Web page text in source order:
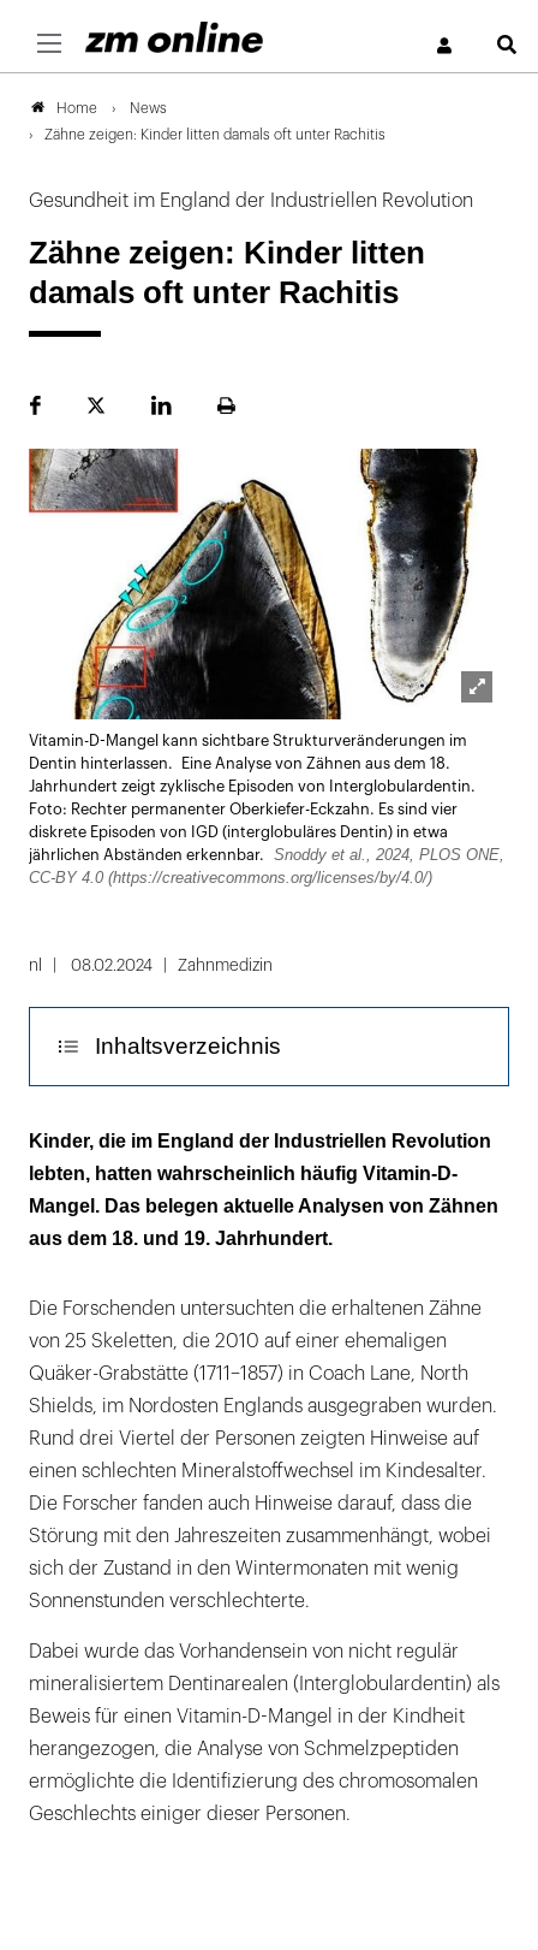
Home
News
Zähne zeigen: Kinder litten damals oft unter Rachitis
Gesundheit im England der Industriellen Revolution
Zähne zeigen: Kinder litten
damals oft unter Rachitis
FacebookPlattformLinekdInSeite
öffnen
Vitamin-D-Mangel kann sichtbare Strukturveränderungen im
Dentin hinterlassen. Eine Analyse von Zähnen aus dem 18.
Jahrhundert zeigt zyklische Episoden von Interglobulardentin.
Foto: Rechter permanenter Oberkiefer-Eckzahn. Es sind vier
diskrete Episoden von IGD (interglobuläres Dentin) in etwa
jährlichen Abständen erkennbar.
Snoddy et al., 2024, PLOS ONE,
CC-BY 4.0 (https://creativecommons.org/licenses/by/4.0/)
nl 08.02.2024 Zahnmedizin
Inhaltsverzeichnis
Interglobulardentin entstand durch den
Vitamin-D-Mangel
Kinder, die im England der Industriellen Revolution
lebten, hatten wahrscheinlich häufig Vitamin-D-
Mangel. Das belegen aktuelle Analysen von Zähnen
aus dem 18. und 19. Jahrhundert.
Die Forschenden untersuchten die erhaltenen Zähne
von 25 Skeletten, die 2010 auf einer ehemaligen
Quäker-Grabstätte (1711–1857) in Coach Lane, North
Shields, im Nordosten Englands ausgegraben wurden.
Rund drei Viertel der Personen zeigten Hinweise auf
einen schlechten Mineralstoffwechsel im Kindesalter.
Die Forscher fanden auch Hinweise darauf, dass die
Störung mit den Jahreszeiten zusammenhängt, wobei
sich der Zustand in den Wintermonaten mit wenig
Sonnenstunden verschlechterte.
Dabei wurde das Vorhandensein von nicht regulär
mineralisiertem Dentinarealen (Interglobulardentin) als
Beweis für einen Vitamin-D-Mangel in der Kindheit
herangezogen, die Analyse von Schmelzpeptiden
ermöglichte die Identifizierung des chromosomalen
Geschlechts einiger dieser Personen.